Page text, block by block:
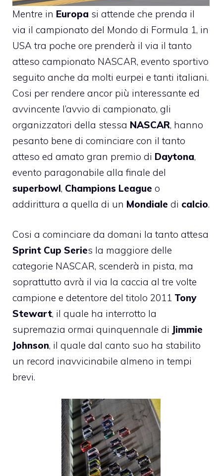
Mentre in Europa si attende che prenda il
via il campionato del Mondo di Formula 1, in
USA tra poche ore prenderà il via il tanto
atteso campionato NASCAR, evento sportivo
seguito anche da molti eurpei e tanti italiani.
Cosi per rendere ancor più interessante ed
avvincente l’avvio di campionato, gli
organizzatori della stessa NASCAR, hanno
pesanto bene di cominciare con il tanto
atteso ed amato gran premio di Daytona,
evento paragonabile alla finale del
superbowl, Champions League o
addirittura a quella di un Mondiale di calcio.
Cosi a cominciare da domani la tanto attesa
Sprint Cup Series la maggiore delle
categorie NASCAR, scenderà in pista, ma
soprattutto avrà il via la caccia al tre volte
campione e detentore del titolo 2011 Tony
Stewart, il quale ha interrotto la
supremazia ormai quinquennale di Jimmie
Johnson, il quale dal canto suo ha stabilito
un record inavvicinabile almeno in tempi
brevi.